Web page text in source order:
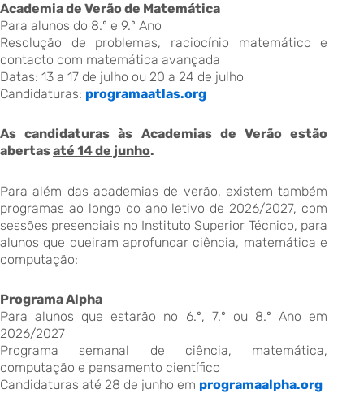
Academia de Verão de Matemática
Para alunos do 8.º e 9.º Ano
Resolução de problemas, raciocínio matemático e
contacto com matemática avançada
Datas: 13 a 17 de julho ou 20 a 24 de julho
Candidaturas: programaatlas.org
As candidaturas às Academias de Verão estão
abertasaté 14 de junho.
Para além das academias de verão, existem também
programas ao longo do ano letivo de 2026/2027, com
sessões presenciais no Instituto Superior Técnico, para
alunos que queiram aprofundar ciência, matemática e
computação:
Programa Alpha
Para alunos que estarão no 6.º, 7.º ou 8.º Ano em
2026/2027
Programa semanal de ciência, matemática,
computação e pensamento científico
Candidaturas até 28 de junho em programaalpha.org